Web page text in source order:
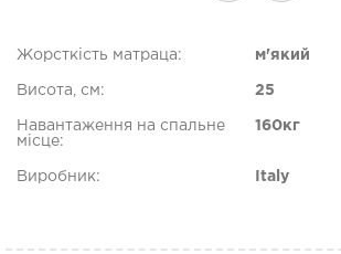
Жорсткість матраца: м'який
Висота, см: 25
Навантаження на спальне
місце:
160кг
Виробник: Italy